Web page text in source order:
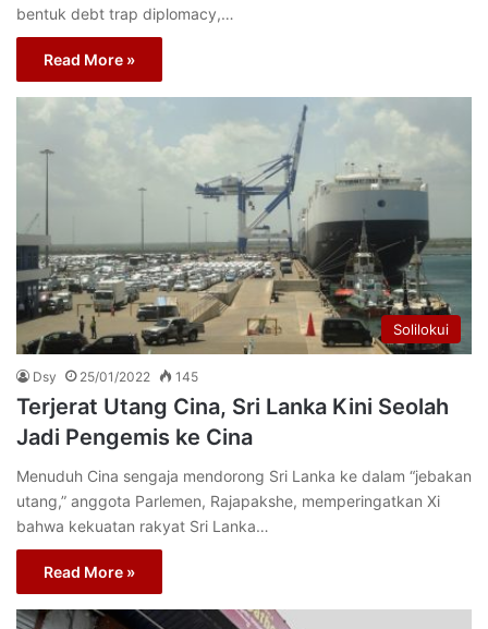
bentuk debt trap diplomacy,…
Read More »
Solilokui
Dsy 25/01/2022 145
Terjerat Utang Cina, Sri Lanka Kini Seolah
Jadi Pengemis ke Cina
Menuduh Cina sengaja mendorong Sri Lanka ke dalam “jebakan
utang,” anggota Parlemen, Rajapakshe, memperingatkan Xi
bahwa kekuatan rakyat Sri Lanka…
Read More »